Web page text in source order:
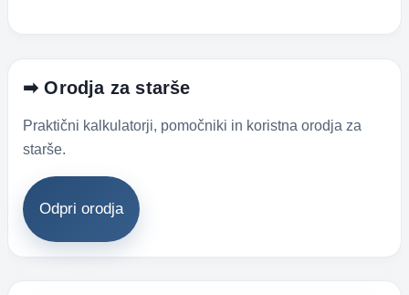
➡ Orodja za starše
Praktični kalkulatorji, pomočniki in koristna orodja za
starše.
Odpri orodja